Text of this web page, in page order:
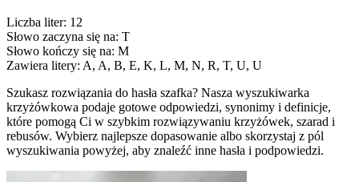
Liczba liter: 12
Słowo zaczyna się na: T
Słowo kończy się na: M
Zawiera litery: A, A, B, E, K, L, M, N, R, T, U, U
Szukasz rozwiązania do hasła szafka? Nasza wyszukiwarka
krzyżówkowa podaje gotowe odpowiedzi, synonimy i definicje,
które pomogą Ci w szybkim rozwiązywaniu krzyżówek, szarad i
rebusów. Wybierz najlepsze dopasowanie albo skorzystaj z pól
wyszukiwania powyżej, aby znaleźć inne hasła i podpowiedzi.